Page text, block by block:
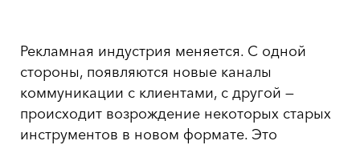
Рекламная индустрия меняется. С одной
стороны, появляются новые каналы
коммуникации с клиентами, с другой —
происходит возрождение некоторых старых
инструментов в новом формате. Это